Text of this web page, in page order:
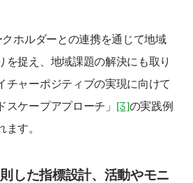
ホルダーとの連携を通じて地域
を捉え、地域課題の解決にも取り
チャーポジティブの実現に向けて
ケープアプローチ」
[3]の実践例
ます。
した指標設計、活動やモニ